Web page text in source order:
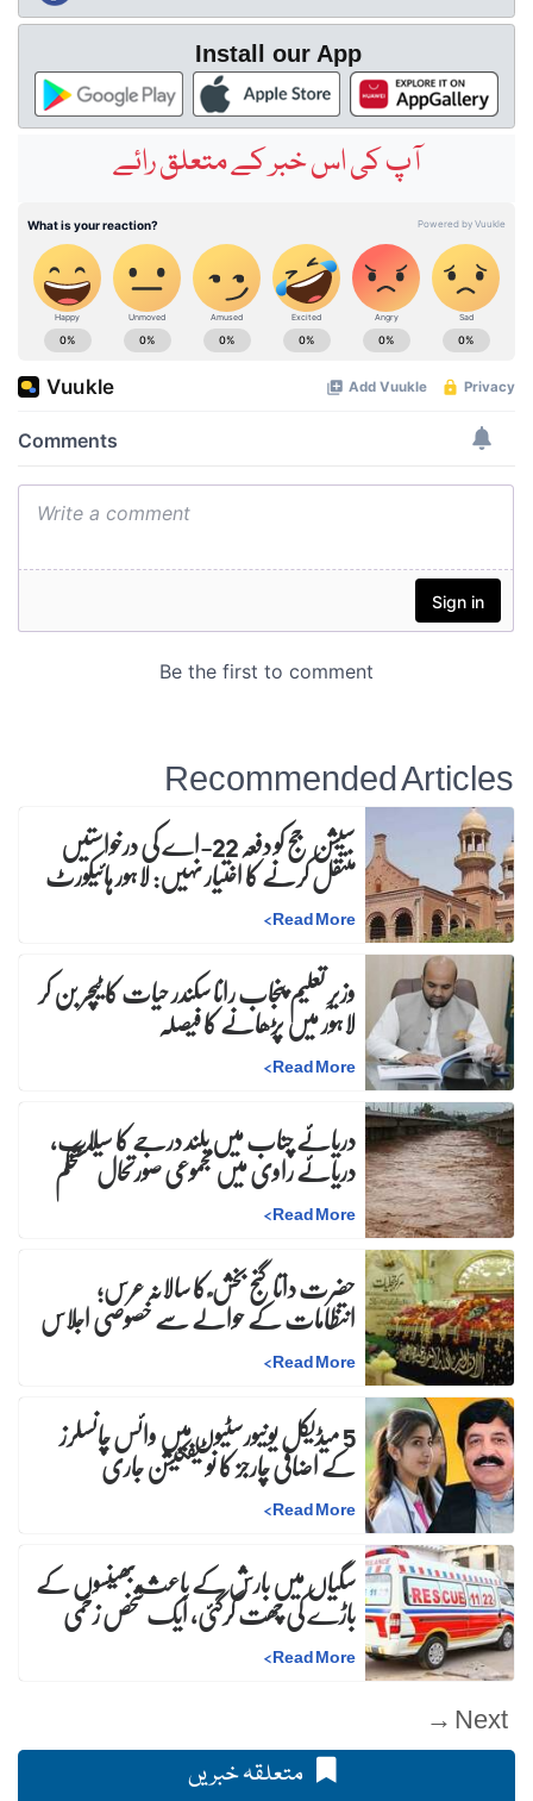
Install our App
آپ کی اس خبر کے متعلق رائے
Recommended Articles
سیشن جج کو دفعہ 22-اے کی درخواستیں
منتقل کرنے کا اختیار نہیں: لاہور ہائیکورٹ
Read More
>
وزیرِ تعلیم پنجاب رانا سکندر حیات کا ٹیچر بن کر
لاہور میں پڑھانے کا فیصلہ
Read More
>
دریائے چناب میں بلند درجے کا سیلاب،
دریائے راوی میں مجموعی صورتحال مستحکم
Read More
>
حضرت داتا گنج بخش ؒ کا سالانہ عرس;
انتظامات کے حوالے سے خصوصی اجلاس
Read More
>
5 میڈیکل یونیورسٹیوں میں وائس چانسلرز
کے اضافی چارجز کا نوٹیفکیشن جاری
Read More
>
سگیاں میں بارش کے باعث بھینسوں کے
باڑے کی چھت گرگئی، ایک شخص زخمی
Read More
>
Next →
متعلقہ خبریں